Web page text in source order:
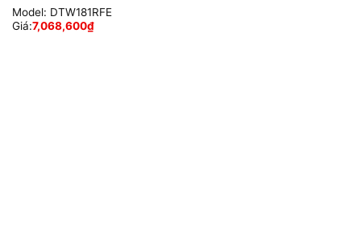
Model: DTW181RFE
Giá:7,068,600₫